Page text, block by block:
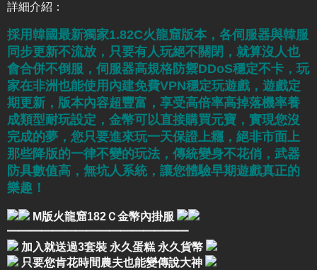
詳細介紹 ：
採用韓國最新獨家1.82C火龍窟版本，各伺服器與韓服
同步更新不流放，只要有人玩絕不關閉，就算沒人也
會合併不倒服，伺服器高規格防禦DDoS穩定不卡，玩
家在非洲也能使用內建免費VPN穩定玩遊戲，遊戲定
期更新，版本內容超豐富，享受高倍率高掉落機率養
成類型耐玩設定，金幣可以直接購買元寶，實現您沒
完成的夢，您只要進來玩一天保證上癮，絕非市面上
那些降版的一律不變的玩法，傳統變身不花俏，武器
防具數值高，無坑人系統，讓您體驗早期遊戲真正的
樂趣！
M版火龍窟182Ｃ金幣內掛服
━━━━━━━━━━━━━━━━
加入就送過3套裝 永久蛋糕 永久貨幣
只要您肯花時間農夫也能變傳說大神